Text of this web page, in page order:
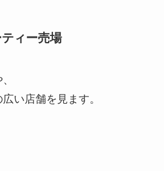
ィー売場
い店舗を見ます。